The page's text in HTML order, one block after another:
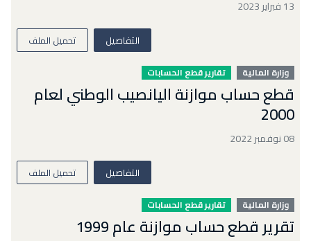
13 فبراير 2023
التفاصيل تحميل الملف
وزارة المالية تقارير قطع الحسابات
قطع حساب موازنة اليانصيب الوطني لعام
2000
08 نوفمبر 2022
التفاصيل تحميل الملف
وزارة المالية تقارير قطع الحسابات
تقرير قطع حساب موازنة عام 1999